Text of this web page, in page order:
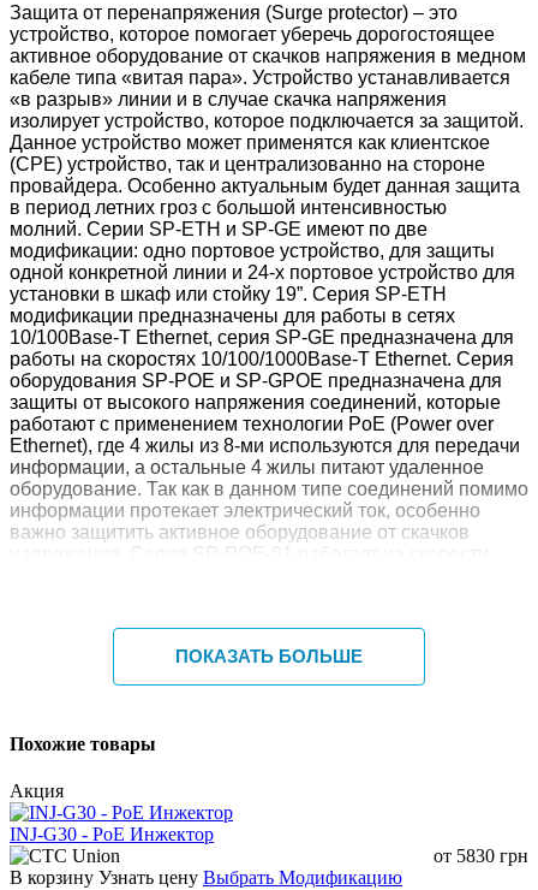
Защита от перенапряжения (Surge protector) – это
устройство, которое помогает уберечь дорогостоящее
активное оборудование от скачков напряжения в медном
кабеле типа «витая пара». Устройство устанавливается
«в разрыв» линии и в случае скачка напряжения
изолирует устройство, которое подключается за защитой.
Данное устройство может применятся как клиентское
(CPE) устройство, так и централизованно на стороне
провайдера. Особенно актуальным будет данная защита
в период летних гроз с большой интенсивностью
молний. Серии SP-ETH и SP-GE имеют по две
модификации: одно портовое устройство, для защиты
одной конкретной линии и 24-х портовое устройство для
установки в шкаф или стойку 19”. Серия SP-ETH
модификации предназначены для работы в сетях
10/100Base-T Ethernet, серия SP-GE предназначена для
работы на скоростях 10/100/1000Base-T Ethernet. Серия
оборудования SP-POE и SP-GPOE предназначена для
защиты от высокого напряжения соединений, которые
работают с применением технологии PoE (Power over
Ethernet), где 4 жилы из 8-ми используются для передачи
информации, а остальные 4 жилы питают удаленное
оборудование. Так как в данном типе соединений помимо
информации протекает электрический ток, особенно
важно защитить активное оборудование от скачков
напряжения. Серия SP-POE-01 работает на скорости
ПОКАЗАТЬ БОЛЬШЕ
Похожие товары
Акция
INJ-G30 - PoE Инжектор
от 5830 грн
В корзину Узнать цену Выбрать Модификацию